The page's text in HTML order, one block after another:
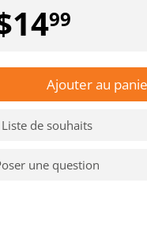
1499
Ajouter au
Liste de souhaits
une question